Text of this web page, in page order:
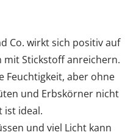
Co. wirkt sich positiv auf
mit Stickstoff anreichern.
Feuchtigkeit, aber ohne
und Erbskörner nicht
ist ideal.
und viel Licht kann